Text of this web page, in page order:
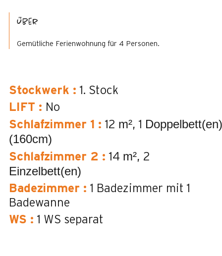
Über
Gemütliche Ferienwohnung für 4 Personen.
Stockwerk : 1. Stock
LIFT : No
Schlafzimmer 1 : 12 m² 1 Doppelbett(en)
(160cm)
Schlafzimmer 2 : 14 m² 2
Einzelbett(en)
Badezimmer : 1 Badezimmer mit 1
Badewanne
WS : 1 WS separat